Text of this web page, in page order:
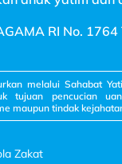
RI No.
melalui Sahabat
tujuan pencucian
maupun tindak
Zakat